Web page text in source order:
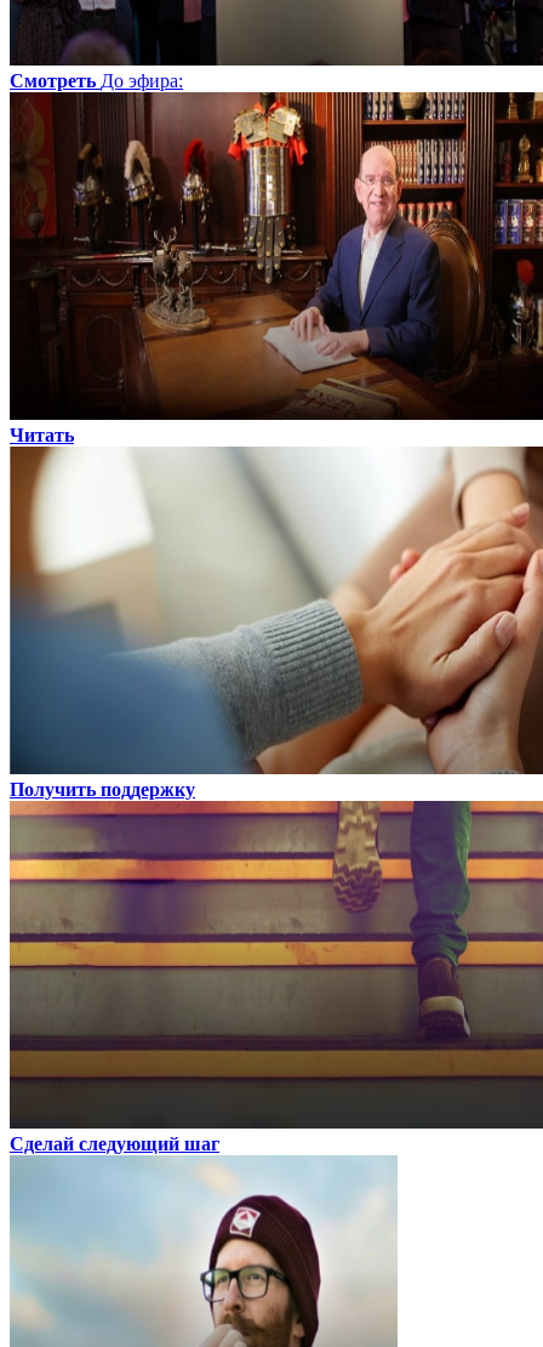
Смотреть До эфира:
Читать
Получить поддержку
Сделай следующий шаг